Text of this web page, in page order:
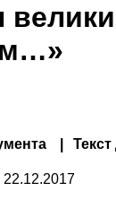
22.12.2017